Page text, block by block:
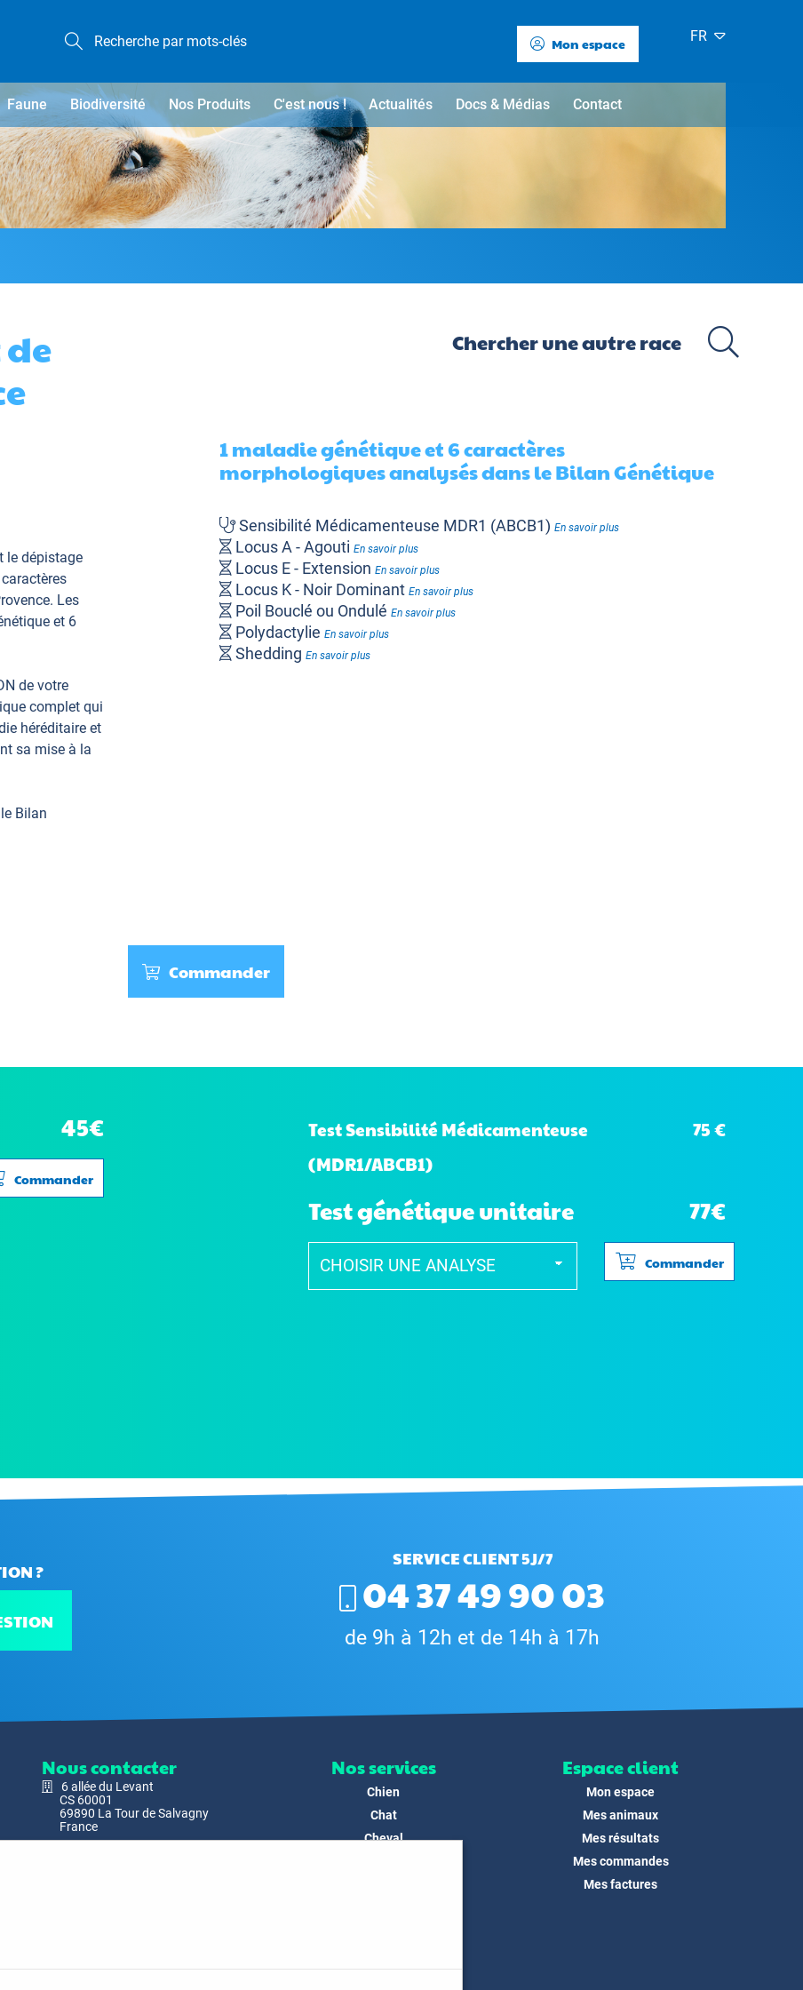
Mon espace FR
Faune Biodiversité Nos Produits C'est nous ! Actualités Docs & Médias Contact
le dépistage
Les
et 6
de votre
complet qui
héréditaire et
sa mise à la
Bilan
1 maladie génétique et 6 caractères
morphologiques analysés dans le Bilan Génétique
Sensibilité Médicamenteuse MDR1 (ABCB1) En savoir plus
Locus A - Agouti En savoir plus
Locus E - Extension En savoir plus
Locus K - Noir Dominant En savoir plus
Poil Bouclé ou Ondulé En savoir plus
Polydactylie En savoir plus
Shedding En savoir plus
Commander
45€
Commander
Test Sensibilité Médicamenteuse
(MDR1/ABCB1)
75 €
Test génétique unitaire 77€
Commander
?
SERVICE CLIENT 5J/7
04 37 49 90 03
de 9h à 12h et de 14h à 17h
Nous contacter
6 allée du Levant
CS 60001
69890 La Tour de Salvagny
France
Nos services
Chien
Chat
Cheval
Espace client
Mon espace
Mes animaux
Mes résultats
Mes commandes
Mes factures